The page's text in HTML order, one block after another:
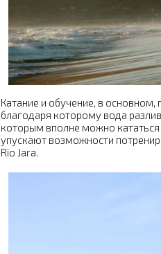
Катание и обучение, в основном,
благодаря которому вода
которым вполне можно
упускают возможности
Rio Jara.